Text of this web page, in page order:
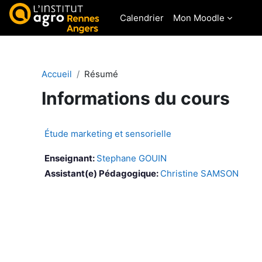
Passer au contenu principal
Calendrier
Mon Moodle
Accueil Résumé
Informations du cours
Étude marketing et sensorielle
Enseignant: Stephane GOUIN
Assistant(e) Pédagogique: Christine SAMSON